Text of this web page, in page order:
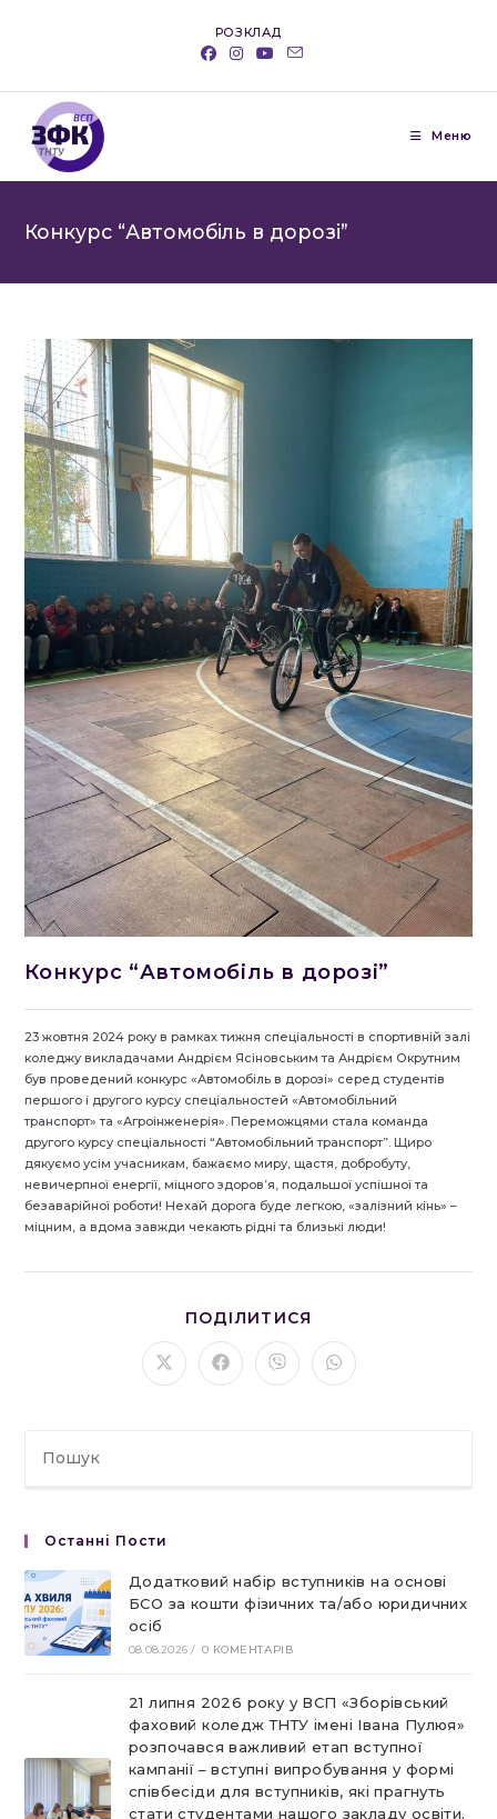
РОЗКЛАД
Меню
Конкурс “Автомобіль в дорозі”
Конкурс “Автомобіль в дорозі”
23 жовтня 2024 року в рамках тижня спеціальності в спортивній залі
коледжу викладачами Андрієм Ясіновським та Андрієм Окрутним
був проведений конкурс «Автомобіль в дорозі» серед студентів
першого і другого курсу спеціальностей «Автомобільний
транспорт» та «Агроінженерія». Переможцями стала команда
другого курсу спеціальності “Автомобільний транспорт”. Щиро
дякуємо усім учасникам, бажаємо миру, щастя, добробуту,
невичерпної енергії, міцного здоров’я, подальшої успішної та
безаварійної роботи! Нехай дорога буде легкою, «залізний кінь» –
міцним, а вдома завжди чекають рідні та близькі люди!
ПОДІЛИТИСЯ
ЦИМ
ВМІСТОМ
Відкрити
в
Відкрити
в
Відкрити
в
Відкрити
в
Останні Пости
Додатковий набір вступників на основі
БСО за кошти фізичних та/або юридичних
осіб
08.08.2026 / 0 КОМЕНТАРІВ
21 липня 2026 року у ВСП «Зборівський
фаховий коледж ТНТУ імені Івана Пулюя»
розпочався важливий етап вступної
кампанії – вступні випробування у формі
співбесіди для вступників, які прагнуть
стати студентами нашого закладу освіти.